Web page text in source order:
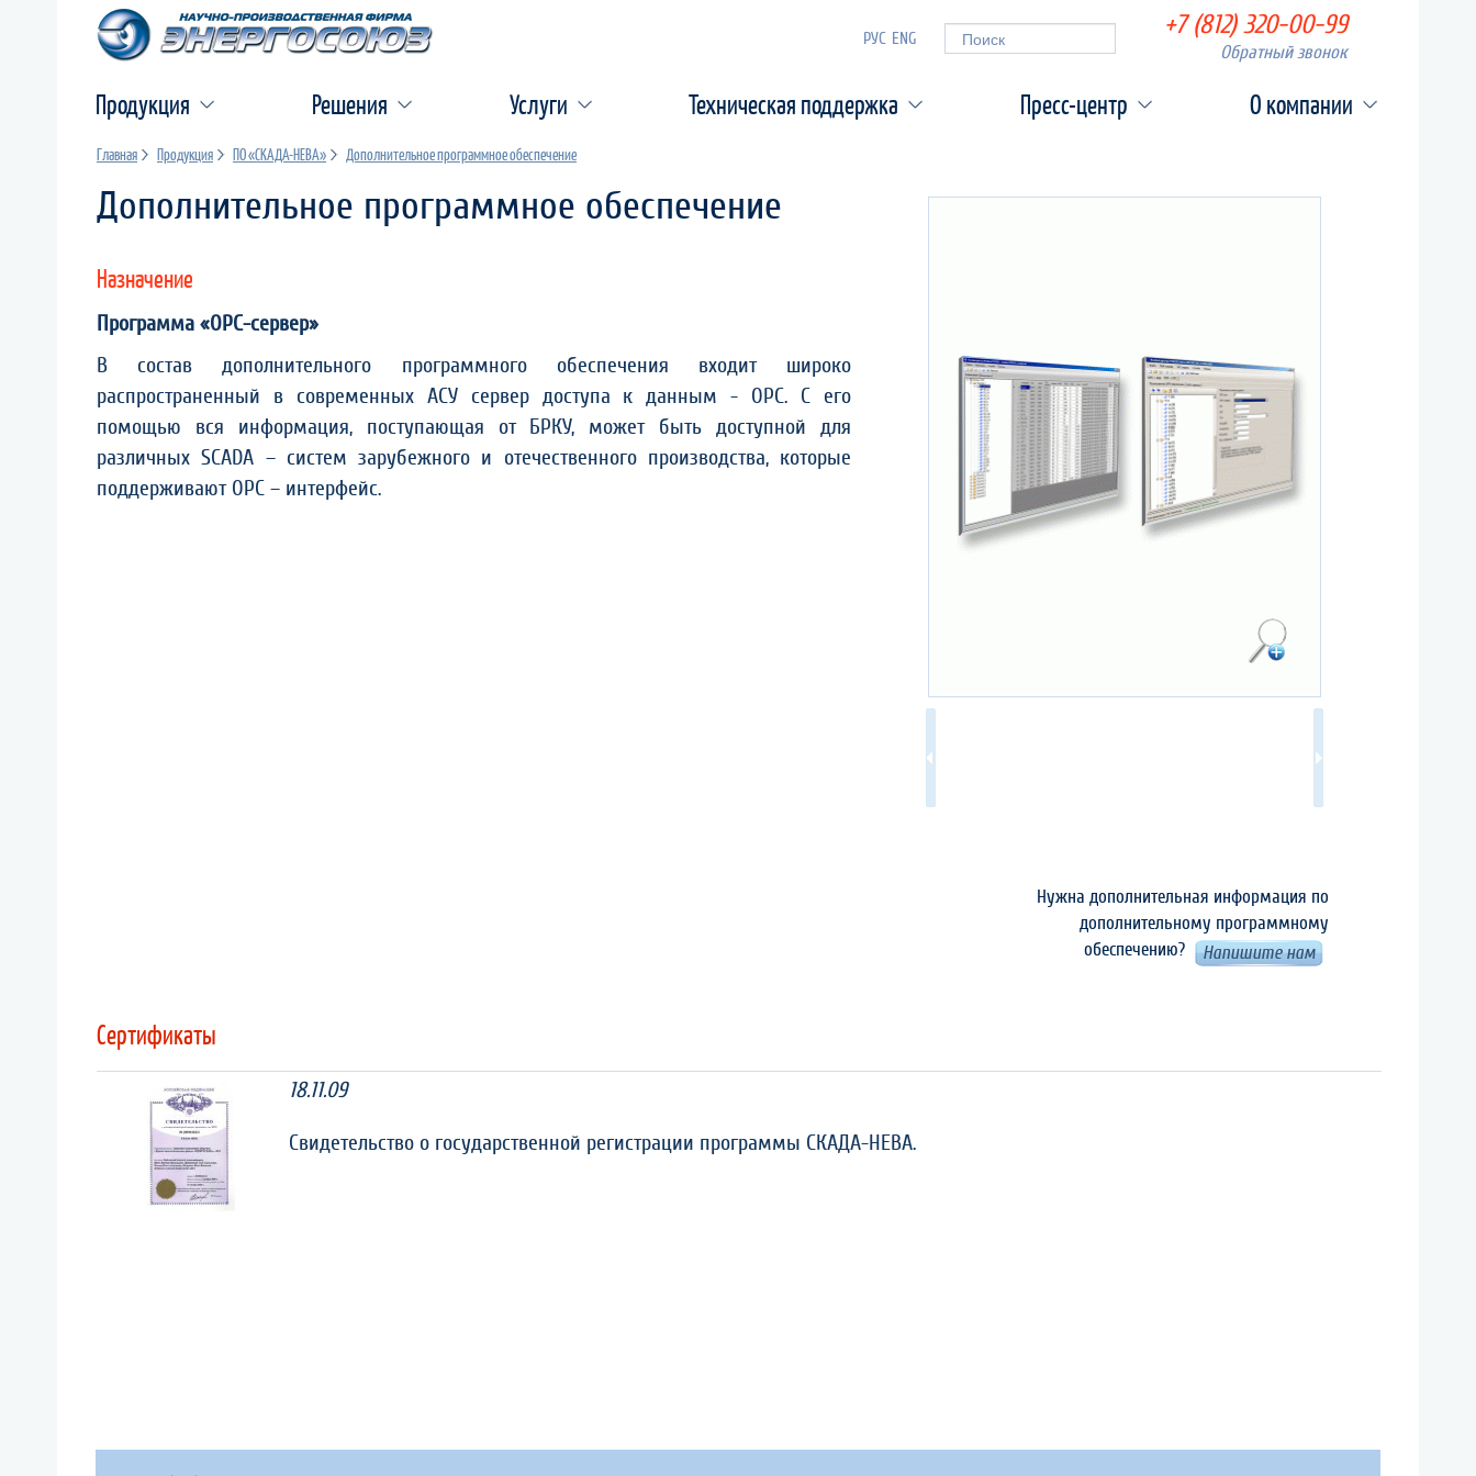
РУС ENG Форма поиска
+7 (812) 320-00-99
Обратный звонок
Продукция Решения Услуги Техническая поддержка Пресс-центр О компании
Главная Продукция ПО «СКАДА-НЕВА» Дополнительное программное обеспечение
Дополнительное программное обеспечение
Назначение
Программа «ОРС-сервер»
В состав дополнительного программного обеспечения входит широко
распространенный в современных АСУ сервер доступа к данным - OPC. С его
помощью вся информация, поступающая от БРКУ, может быть доступной для
различных SCADA – систем зарубежного и отечественного производства, которые
поддерживают OPC – интерфейс.
Нужна дополнительная информация по
дополнительному программному
обеспечению?
Напишите нам
Сертификаты
18.11.09
Свидетельство о государственной регистрации программы СКАДА-НЕВА.